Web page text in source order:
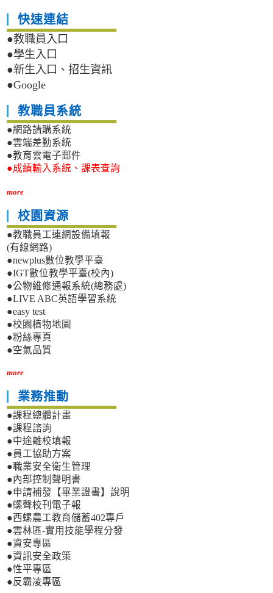
快速連結
●教職員入口
●學生入口
●新生入口、招生資訊
●Google
教職員系統
●網路請購系統
●雲端差勤系統
●教育雲電子郵件
●成績輸入系統、課表查詢
more
校園資源
●教職員工連網設備填報
(有線網路)
●newplus數位教學平臺
●IGT數位教學平臺(校內)
●公物維修通報系統(總務處)
●LIVE ABC英語學習系統
●easy test
●校園植物地圖
●粉絲專頁
●空氣品質
more
業務推動
●課程總體計畫
●課程諮詢
●中途離校填報
●員工協助方案
●職業安全衛生管理
●內部控制聲明書
●申請補發【畢業證書】說明
●螺聲校刊電子報
●西螺農工教育儲蓄402專戶
●雲林區-實用技能學程分發
●資安專區
●資訊安全政策
●性平專區
●反霸凌專區